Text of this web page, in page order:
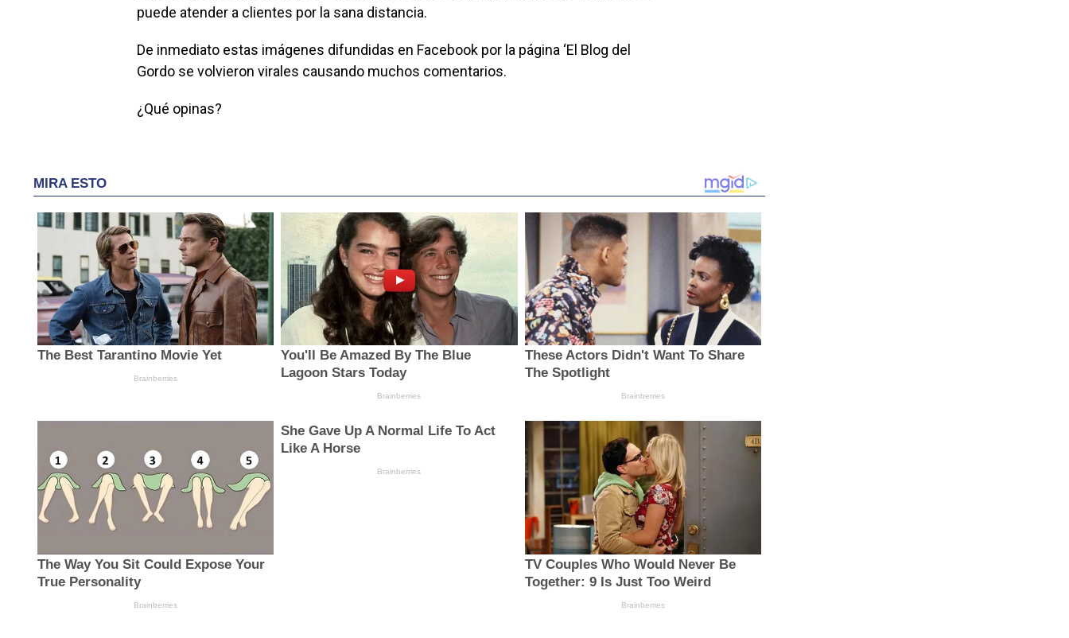
puede atender a clientes por la sana distancia.
De inmediato estas imágenes difundidas en Facebook por la página ‘El Blog del
Gordo se volvieron virales causando muchos comentarios.
¿Qué opinas?